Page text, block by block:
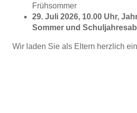
Frühsommer
29. Juli 2026, 10.00 Uhr,
Sommer und
Wir laden Sie als Eltern herzlich